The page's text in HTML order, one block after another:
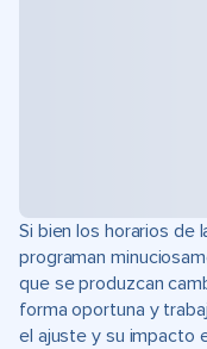
Si bien los horarios de
programan
que se produzcan
forma oportuna y
el ajuste y su impacto